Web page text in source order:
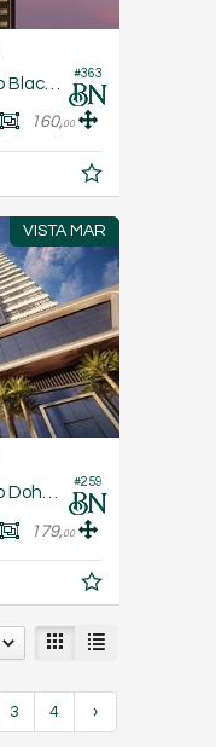
#363
Apartamento no Edifício Black Bird
160,00
VISTA MAR
#259
Apartamento no Edifício Doha Tower
179,00
3 4 ›